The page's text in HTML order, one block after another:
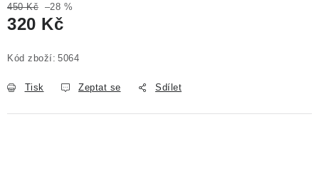
Poučení o právu na odstoupení od smlouvy
450 Kč –28 %
320 Kč
Kód zboží: 5064
Tisk Zeptat se Sdílet